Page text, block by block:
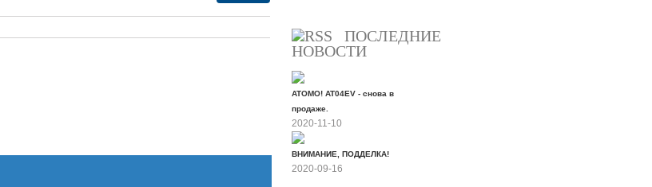
ПОСЛЕДНИЕ
НОВОСТИ
ATOMO! AT04EV - снова в
продаже.
2020-11-10
ВНИМАНИЕ, ПОДДЕЛКА!
2020-09-16